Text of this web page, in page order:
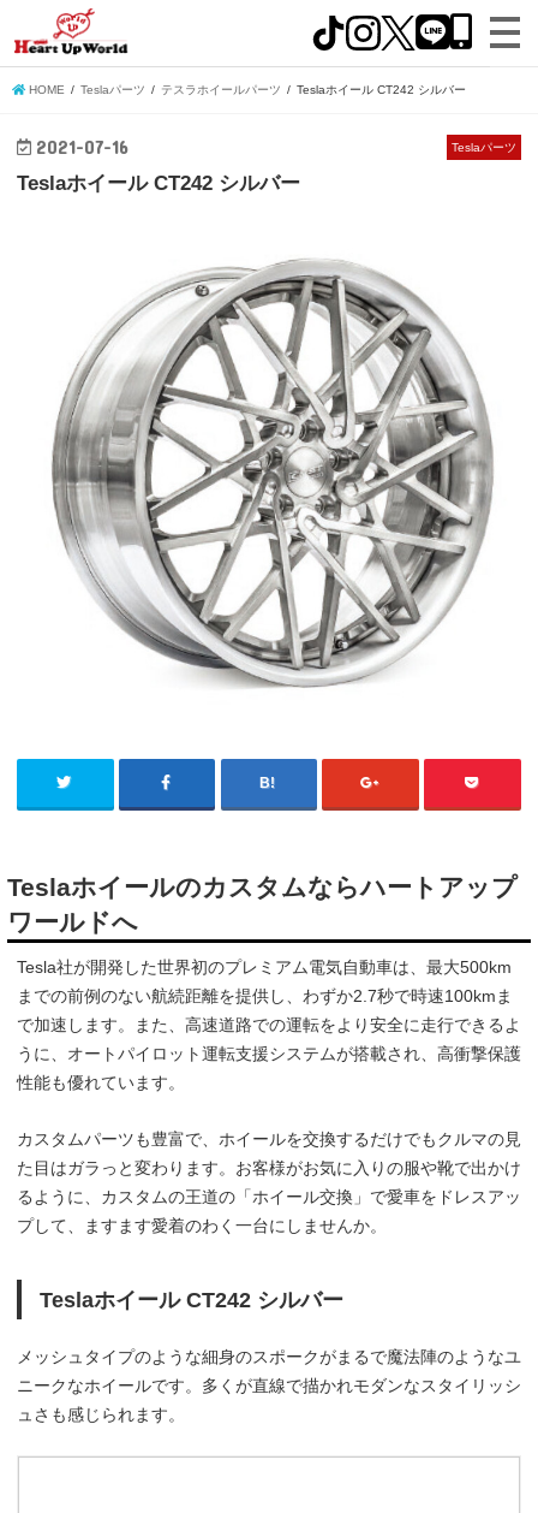
HOME Teslaパーツ テスラホイールパーツ Teslaホイール CT242 シルバー
Teslaパーツ
2021-07-16
Teslaホイール CT242 シルバー
Teslaホイールのカスタムならハートアップ
ワールドへ
Tesla社が開発した世界初のプレミアム電気自動車は、最大500km
までの前例のない航続距離を提供し、わずか2.7秒で時速100kmま
で加速します。また、高速道路での運転をより安全に走行できるよ
うに、オートパイロット運転支援システムが搭載され、高衝撃保護
性能も優れています。
カスタムパーツも豊富で、ホイールを交換するだけでもクルマの見
た目はガラっと変わります。お客様がお気に入りの服や靴で出かけ
るように、カスタムの王道の「ホイール交換」で愛車をドレスアッ
プして、ますます愛着のわく一台にしませんか。
Teslaホイール CT242 シルバー
メッシュタイプのような細身のスポークがまるで魔法陣のようなユ
ニークなホイールです。多くが直線で描かれモダンなスタイリッシ
ュさも感じられます。